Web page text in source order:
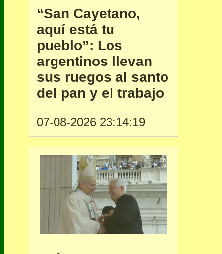
“San Cayetano,
aquí está tu
pueblo”: Los
argentinos llevan
sus ruegos al santo
del pan y el trabajo
07-08-2026 23:14:19